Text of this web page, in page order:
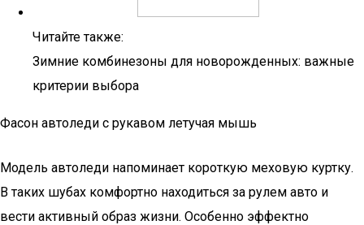
Читайте также:
Зимние комбинезоны для новорожденных: важные
критерии выбора
Фасон автоледи с рукавом летучая мышь
Модель автоледи напоминает короткую меховую куртку.
В таких шубах комфортно находиться за рулем авто и
вести активный образ жизни. Особенно эффектно